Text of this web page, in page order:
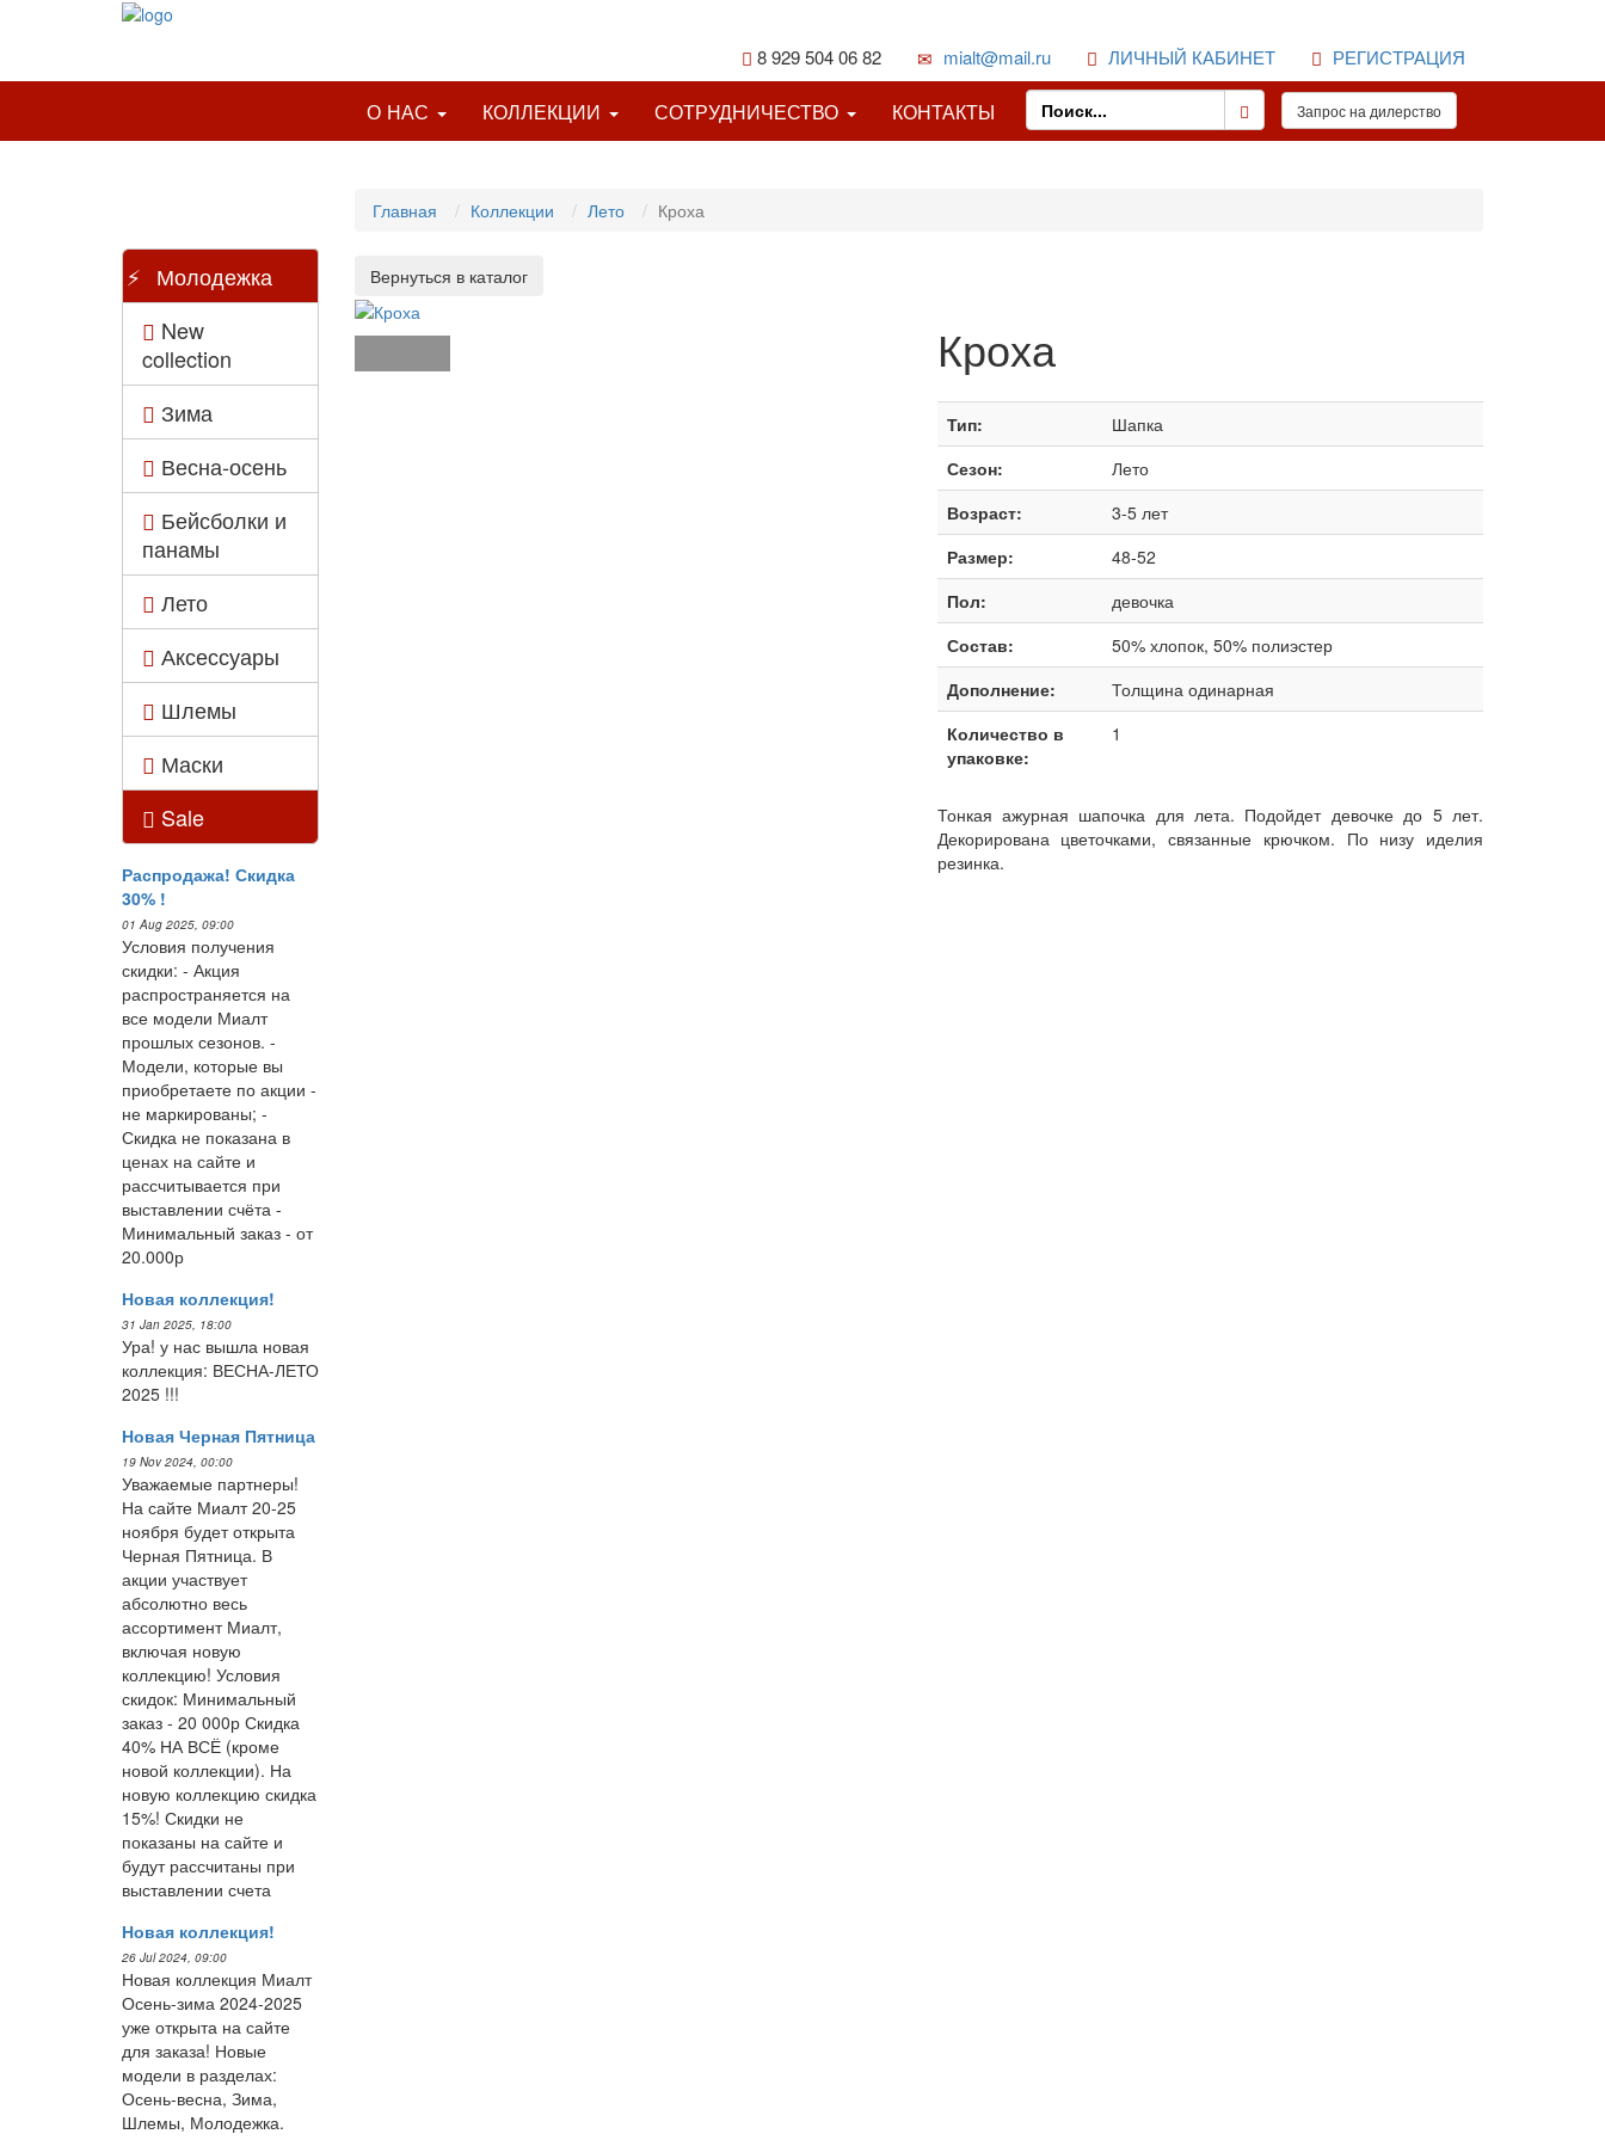
РЕГИСТРАЦИЯ
ЛИЧНЫЙ КАБИНЕТ
mialt@mail.ru
8 929 504 06 82
О НАС КОЛЛЕКЦИИ СОТРУДНИЧЕСТВО КОНТАКТЫ
Молодежка
New
collection
Зима
Весна-осень
Бейсболки и
панамы
Лето
Аксессуары
Шлемы
Маски
Sale
Распродажа! Скидка
30% !
01 Aug 2025, 09:00
Условия получения
скидки: - Акция
распространяется на
все модели Миалт
прошлых сезонов. -
Модели, которые вы
приобретаете по акции -
не маркированы; -
Скидка не показана в
ценах на сайте и
рассчитывается при
выставлении счёта -
Минимальный заказ - от
20.000р
Новая коллекция!
31 Jan 2025, 18:00
Ура! у нас вышла новая
коллекция: ВЕСНА-ЛЕТО
2025 !!!
Новая Черная Пятница
19 Nov 2024, 00:00
Уважаемые партнеры!
На сайте Миалт 20-25
ноября будет открыта
Черная Пятница. В
акции участвует
абсолютно весь
ассортимент Миалт,
включая новую
коллекцию! Условия
скидок: Минимальный
заказ - 20 000р Скидка
40% НА ВСЁ (кроме
новой коллекции). На
новую коллекцию скидка
15%! Скидки не
показаны на сайте и
будут рассчитаны при
выставлении счета
Новая коллекция!
26 Jul 2024, 09:00
Новая коллекция Миалт
Осень-зима 2024-2025
уже открыта на сайте
для заказа! Новые
модели в разделах:
Осень-весна, Зима,
Шлемы, Молодежка.
Главная Коллекции Лето Кроха
Кроха
Тип:
Шапка
Сезон:
Лето
Возраст:
3-5 лет
Размер:
48-52
Пол:
девочка
Состав:
50% хлопок, 50% полиэстер
Дополнение:
Толщина одинарная
Количество в
упаковке:
1
Тонкая ажурная шапочка для лета. Подойдет девочке до 5 лет.
Декорирована цветочками, связанные крючком. По низу иделия
резинка.